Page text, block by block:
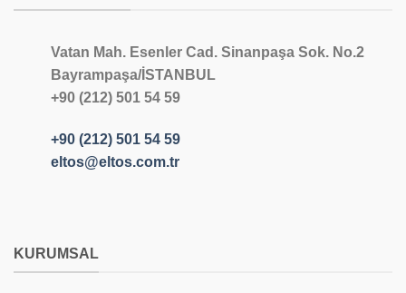
Vatan Mah. Esenler Cad. Sinanpaşa Sok. No.2
Bayrampaşa/İSTANBUL
+90 (212) 501 54 59
+90 (212) 501 54 59
eltos@eltos.com.tr
KURUMSAL